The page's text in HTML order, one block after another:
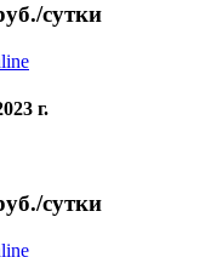
сутки
г.
сутки